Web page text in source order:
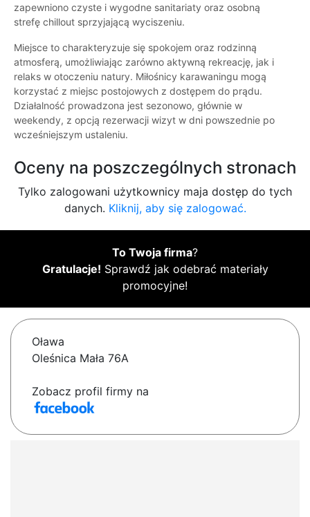
zapewniono czyste i wygodne sanitariaty oraz osobną
strefę chillout sprzyjającą wyciszeniu.
Miejsce to charakteryzuje się spokojem oraz rodzinną
atmosferą, umożliwiając zarówno aktywną rekreację, jak i
relaks w otoczeniu natury. Miłośnicy karawaningu mogą
korzystać z miejsc postojowych z dostępem do prądu.
Działalność prowadzona jest sezonowo, głównie w
weekendy, z opcją rezerwacji wizyt w dni powszednie po
wcześniejszym ustaleniu.
Oceny na poszczególnych stronach
Tylko zalogowani użytkownicy maja dostęp do tych
danych. Kliknij, aby się zalogować.
To Twoja firma?
Gratulacje! Sprawdź jak odebrać materiały
promocyjne!
Oława
Oleśnica Mała 76A
Zobacz profil firmy na